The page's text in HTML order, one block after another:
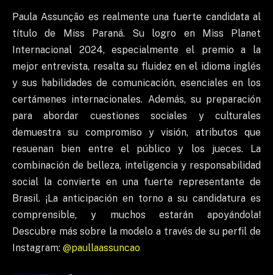
Paula Assunção es realmente una fuerte candidata al
título de Miss Paraná. Su logro en Miss Planet
Internacional 2024, especialmente el premio a la
mejor entrevista, resalta su fluidez en el idioma inglés
y sus habilidades de comunicación, esenciales en los
certámenes internacionales. Además, su preparación
para abordar cuestiones sociales y culturales
demuestra su compromiso y visión, atributos que
resuenan bien entre el público y los jueces. La
combinación de belleza, inteligencia y responsabilidad
social la convierte en una fuerte representante de
Brasil. ¡La anticipación en torno a su candidatura es
comprensible, y muchos estarán apoyándola!
Descubre más sobre la modelo a través de su perfil de
Instagram: @paullaassuncao